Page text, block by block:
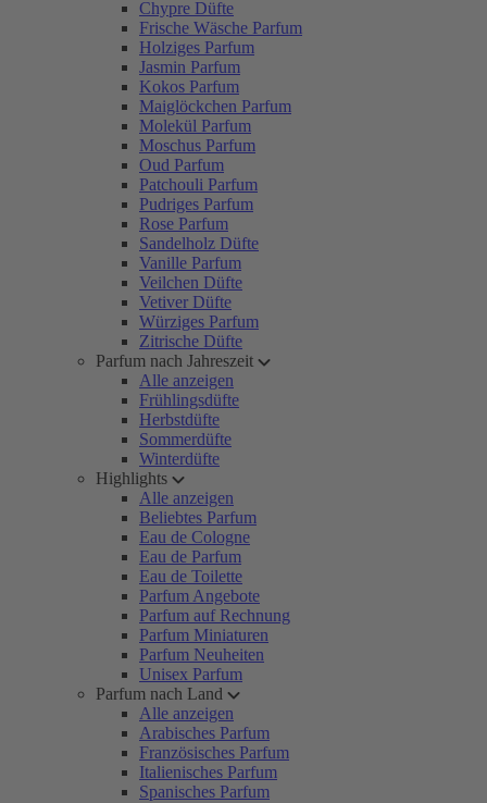
Chypre Düfte
Frische Wäsche Parfum
Holziges Parfum
Jasmin Parfum
Kokos Parfum
Maiglöckchen Parfum
Molekül Parfum
Moschus Parfum
Oud Parfum
Patchouli Parfum
Pudriges Parfum
Rose Parfum
Sandelholz Düfte
Vanille Parfum
Veilchen Düfte
Vetiver Düfte
Würziges Parfum
Zitrische Düfte
Parfum nach Jahreszeit
Alle anzeigen
Frühlingsdüfte
Herbstdüfte
Sommerdüfte
Winterdüfte
Highlights
Alle anzeigen
Beliebtes Parfum
Eau de Cologne
Eau de Parfum
Eau de Toilette
Parfum Angebote
Parfum auf Rechnung
Parfum Miniaturen
Parfum Neuheiten
Unisex Parfum
Parfum nach Land
Alle anzeigen
Arabisches Parfum
Französisches Parfum
Italienisches Parfum
Spanisches Parfum